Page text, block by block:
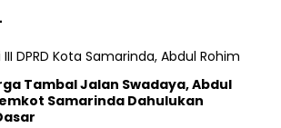
Tambal Jalan Swadaya, Abdul
Samarinda Dahulukan